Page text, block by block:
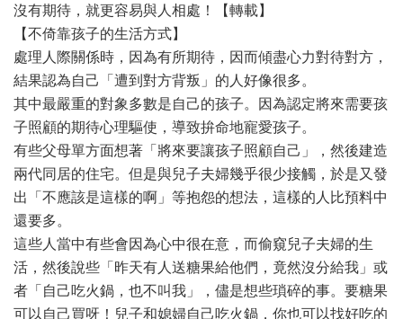
沒有期待，就更容易與人相處！【轉載】
【不倚靠孩子的生活方式】
處理人際關係時，因為有所期待，因而傾盡心力對待對方，
結果認為自己「遭到對方背叛」的人好像很多。
其中最嚴重的對象多數是自己的孩子。因為認定將來需要孩
子照顧的期待心理驅使，導致拚命地寵愛孩子。
有些父母單方面想著「將來要讓孩子照顧自己」，然後建造
兩代同居的住宅。但是與兒子夫婦幾乎很少接觸，於是又發
出「不應該是這樣的啊」等抱怨的想法，這樣的人比預料中
還要多。
這些人當中有些會因為心中很在意，而偷窺兒子夫婦的生
活，然後說些「昨天有人送糖果給他們，竟然沒分給我」或
者「自己吃火鍋，也不叫我」，儘是想些瑣碎的事。要糖果
可以自己買呀！兒子和媳婦自己吃火鍋，你也可以找好吃的